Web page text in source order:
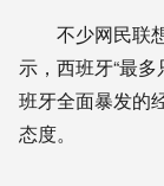
不少网民联
示，西班牙“最
班牙全面暴发的
态度。